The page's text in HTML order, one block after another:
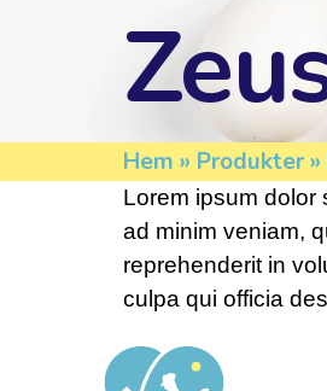
Hem » Produkter»
Lorem ipsum dolor
ad minim veniam,
reprehenderit in
culpa qui officia